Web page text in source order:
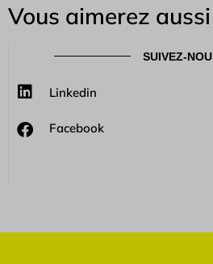
Vous aimerez aussi
SUIVEZ-
Linkedin
Facebook